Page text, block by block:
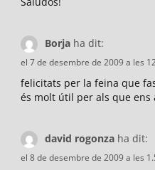
Borja ha dit:
el 7 de desembre de 2009 a les
felicitats per la feina que
és molt útil per als que ens
david rogonza ha dit:
el 8 de desembre de 2009 a les